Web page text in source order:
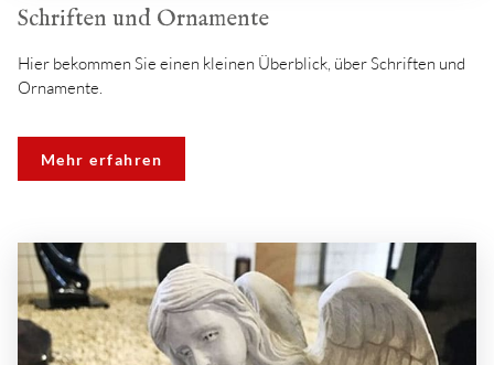
Schriften und Ornamente
Hier bekommen Sie einen kleinen Überblick, über Schriften und
Ornamente.
Mehr erfahren